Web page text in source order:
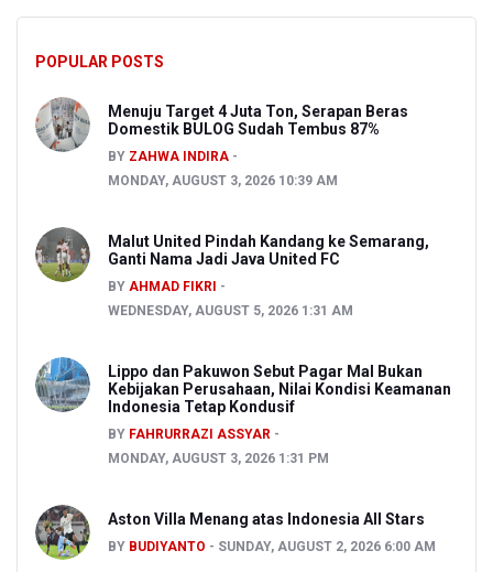
POPULAR POSTS
Menuju Target 4 Juta Ton, Serapan Beras
Domestik BULOG Sudah Tembus 87%
BY ZAHWA INDIRA
MONDAY, AUGUST 3, 2026 10:39 AM
Malut United Pindah Kandang ke Semarang,
Ganti Nama Jadi Java United FC
BY AHMAD FIKRI
WEDNESDAY, AUGUST 5, 2026 1:31 AM
Lippo dan Pakuwon Sebut Pagar Mal Bukan
Kebijakan Perusahaan, Nilai Kondisi Keamanan
Indonesia Tetap Kondusif
BY FAHRURRAZI ASSYAR
MONDAY, AUGUST 3, 2026 1:31 PM
Aston Villa Menang atas Indonesia All Stars
BY BUDIYANTO SUNDAY, AUGUST 2, 2026 6:00 AM